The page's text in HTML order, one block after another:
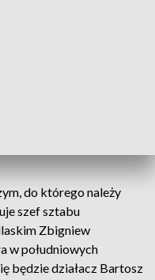
do którego należy
szef sztabu
Zbigniew
w południowych
będzie działacz Bartosz